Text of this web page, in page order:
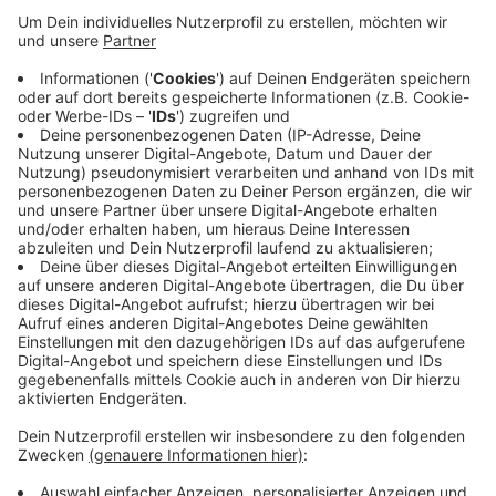
Er soll 1.800 Euro zahlen und seinen Führerschein für
zehn Monate abgeben. Polizisten wollten den Mann im
Juli vergangenen Jahres auf der Marktstraße
kontrollieren, er flüchtete und raste dabei auch über
rote Ampeln. An der Kreuzung Ostwall /
Dampfmühlenweg prallte er mit einem anderen Auto
zusammen, fuhr aber weiter. Letzlich konnte die
Polizei ihn doch noch stellen. Vor Gericht räumte er die
Taten ein.
Anzeige